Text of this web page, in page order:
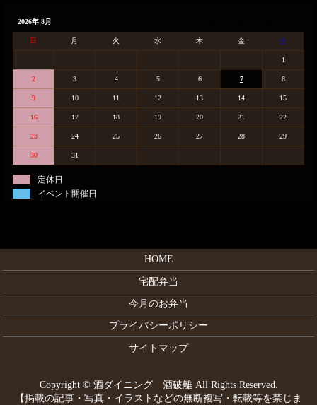
2026年 8月
日 月 火 水 木 金 土
1
2 3 4 5 6 7 8
9 10 11 12 13 14 15
16 17 18 19 20 21 22
23 24 25 26 27 28 29
30 31
定休日
イベント開催日
HOME
宅配弁当
今月のお弁当
プライバシーポリシー
サイトマップ
Copyright © 酒ダイニング 酒破離 All Rights Reserved.
【掲載の記事・写真・イラストなどの無断複写・転載等を禁じま